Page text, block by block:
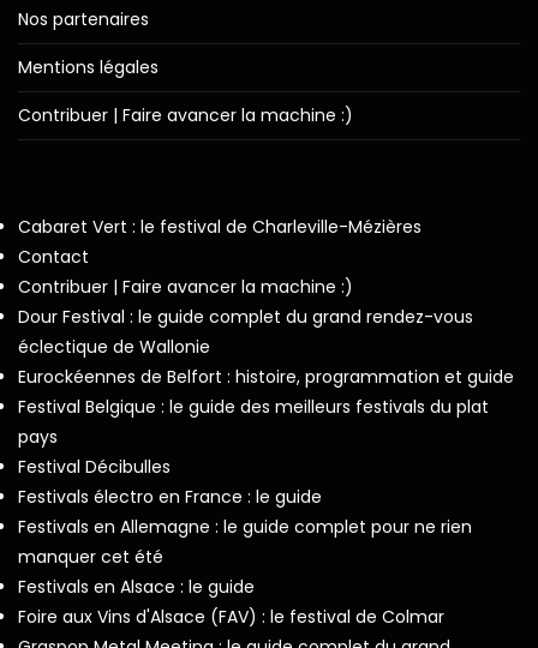
Nos partenaires
Mentions légales
Contribuer | Faire avancer la machine :)
Cabaret Vert : le festival de Charleville-Mézières
Contact
Contribuer | Faire avancer la machine :)
Dour Festival : le guide complet du grand rendez-vous
éclectique de Wallonie
Eurockéennes de Belfort : histoire, programmation et guide
Festival Belgique : le guide des meilleurs festivals du plat
pays
Festival Décibulles
Festivals électro en France : le guide
Festivals en Allemagne : le guide complet pour ne rien
manquer cet été
Festivals en Alsace : le guide
Foire aux Vins d'Alsace (FAV) : le festival de Colmar